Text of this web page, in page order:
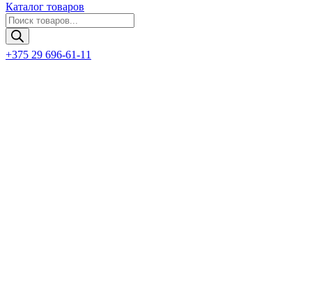
Каталог товаров
Поиск
товаров
+375 29 696-61-11